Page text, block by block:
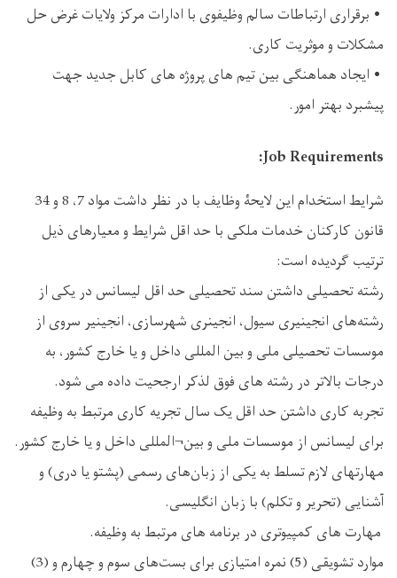
• برقراری ارتباطات سالم وظیفوی با ادارات مرکز ولایات غرض حل
مشکلات و موثریت کاری.
• ایجاد هماهنگی بین تیم های پروژه های کابل جدید جهت
پیشبرد بهتر امور.
Job Requirements:
شرایط استخدام این لایحۀ وظایف با در نظر داشت مواد 7، 8 و 34
قانون کارکنان خدمات ملکی با حد اقل شرایط و معیارهای ذیل
ترتیب گردیده است:
رشته تحصیلی داشتن سند تحصیلی حد اقل لیسانس در یکی از
رشته‌های انجینیری سیول، انجینری شهرسازی، انجینیر سروی از
موسسات تحصیلی ملی و بین المللی داخل و یا خارج کشور، به
درجات بالاتر در رشته های فوق لذکر ارجحیت داده می ‌شود.
تجربه کاری داشتن حد اقل یک سال تجریه کاری مرتبط به وظیفه
برای لیسانس از موسسات ملی و بین¬المللی داخل و یا خارج کشور.
مهارتهای لازم تسلط به یکی از زبان‌های رسمی (پشتو یا دری) و
آشنایی (تحریر و تکلم) با زبان انگلیسی.
مهارت های کمپیوتری در برنامه های مرتبط به وظیفه.
موارد تشویقی (5) نمره امتیازی برای بست‌های سوم و چهارم و (3)